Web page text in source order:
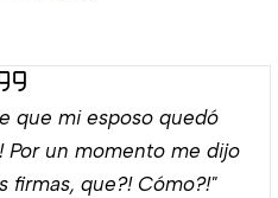
que mi esposo quedó
Por un momento me dijo
firmas, que?! Cómo?!"